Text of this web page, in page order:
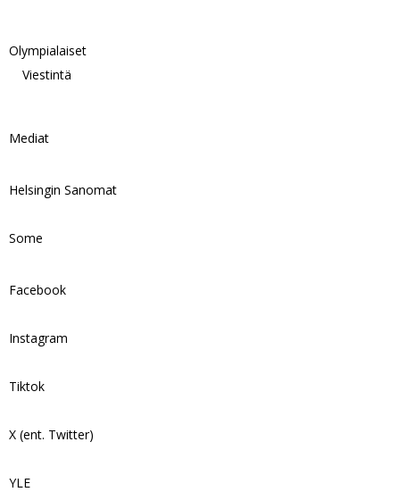
Olympialaiset
Viestintä
Mediat
Helsingin Sanomat
Some
Facebook
Instagram
Tiktok
X (ent. Twitter)
YLE